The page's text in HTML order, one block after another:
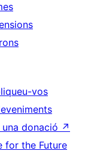
vos
una donació ↗
for the Future